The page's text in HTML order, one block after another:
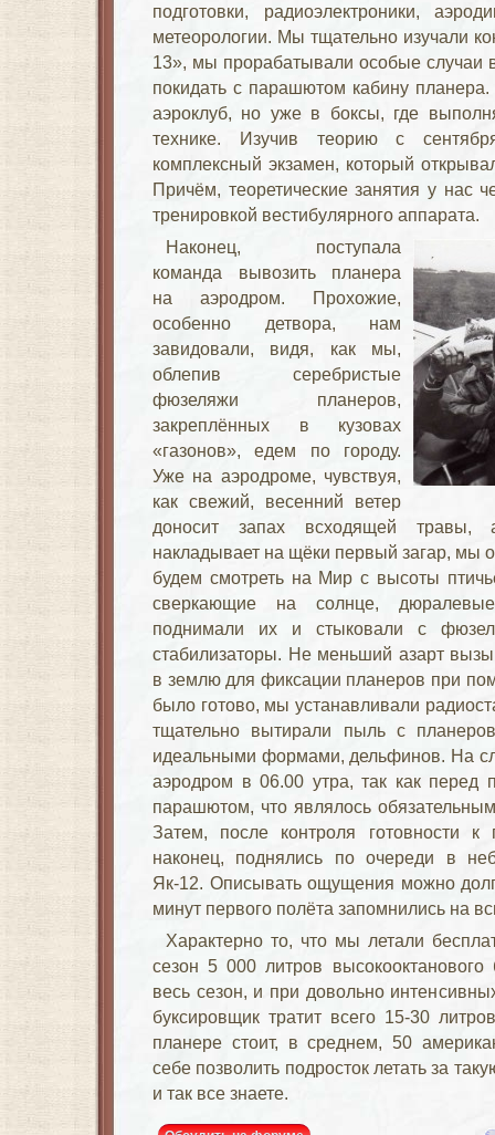
подготовки, радиоэлектроники,
метеорологии. Мы тщательно изучали
13», мы прорабатывали особые случаи
покидать с парашютом кабину
аэроклуб, но уже в боксы, где
технике. Изучив теорию с
комплексный экзамен, который
Причём, теоретические занятия у нас
тренировкой вестибулярного аппарата.
Наконец, поступала
команда вывозить планера
на аэродром. Прохожие,
особенно детвора, нам
завидовали, видя, как мы,
облепив серебристые
фюзеляжи планеров,
закреплённых в кузовах
«газонов», едем по городу.
Уже на аэродроме, чувствуя,
как свежий, весенний ветер
доносит запах всходящей
накладывает на щёки первый загар, мы
будем смотреть на Мир с высоты
сверкающие на солнце,
поднимали их и стыковали с
стабилизаторы. Не меньший азарт
в землю для фиксации планеров при
было готово, мы устанавливали
тщательно вытирали пыль с
идеальными формами, дельфинов. На
аэродром в 06.00 утра, так как перед
парашютом, что являлось
Затем, после контроля готовности
наконец, поднялись по очереди в
Як-12. Описывать ощущения можно
минут первого полёта запомнились на
Характерно то, что мы летали
сезон 5 000 литров высокооктанового
весь сезон, и при довольно
буксировщик тратит всего 15-30
планере стоит, в среднем, 50
себе позволить подросток летать за
и так все знаете.